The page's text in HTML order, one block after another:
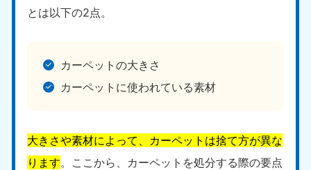
とは以下の2点。
カーペットの大きさ
カーペットに使われている素材
大きさや素材によって、カーペットは捨て方が異な
ります。ここから、カーペットを処分する際の要点